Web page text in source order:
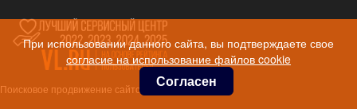
Поисковое продвижение сайтов
При использовании данного сайта, вы подтверждаете свое
согласие на использование файлов cookie
Согласен